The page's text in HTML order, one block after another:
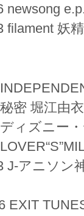
newsong
filament 妖
密 堀江由衣
ィズニー
J-アニソン
EXIT